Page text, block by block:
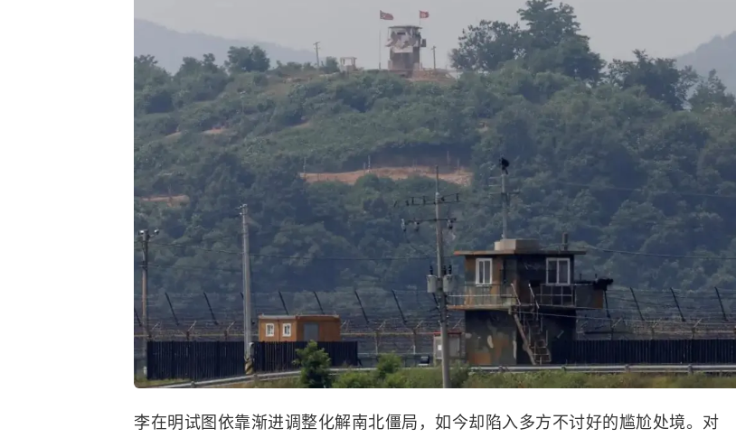
李在明试图依靠渐进调整化解南北僵局，如今却陷入多方不讨好的尴尬处境。对